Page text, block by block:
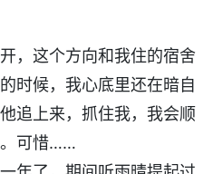
，这个方向和我住的宿舍
时候，我心底里还在暗自
追上来，抓住我，我会顺
。可惜……